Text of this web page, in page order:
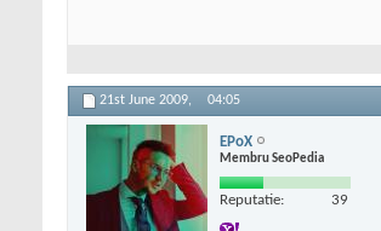
21st June 2009, 04:05
EPoX
Membru SeoPedia
Reputatie: 39